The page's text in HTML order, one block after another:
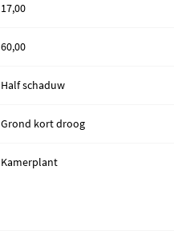
17,00
60,00
Half schaduw
Grond kort droog
Kamerplant